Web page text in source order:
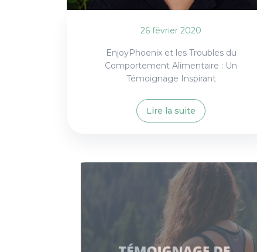
26 février 2020
EnjoyPhoenix et les Troubles du
Comportement Alimentaire : Un
Témoignage Inspirant
Lire la suite